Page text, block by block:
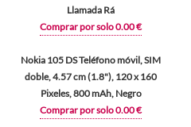
Llamada Rá
Comprar por solo 0.00 €
Nokia 105 DS Teléfono móvil, SIM
doble, 4.57 cm (1.8"), 120 x 160
Pixeles, 800 mAh, Negro
Comprar por solo 0.00 €